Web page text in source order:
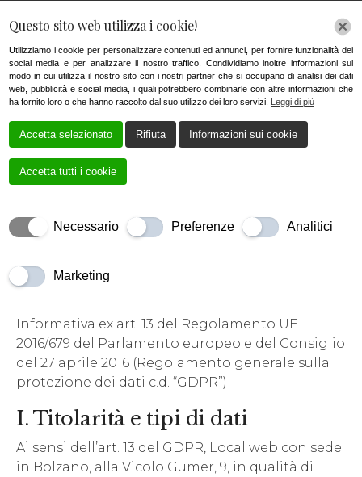
curzio.giuntini@virgilio.it
+39 0583 342077
Informativa ex art. 13 del Regolamento UE
2016/679 del Parlamento europeo e del Consiglio
del 27 aprile 2016 (Regolamento generale sulla
protezione dei dati c.d. “GDPR”)
I. Titolarità e tipi di dati
Ai sensi dell’art. 13 del GDPR, Local web con sede
in Bolzano, alla Vicolo Gumer, 9, in qualità di
Questo sito web utilizza i cookie!
Utilizziamo i cookie per personalizzare contenuti ed annunci, per fornire funzionalità dei
social media e per analizzare il nostro traffico. Condividiamo inoltre informazioni sul
modo in cui utilizza il nostro sito con i nostri partner che si occupano di analisi dei dati
web, pubblicità e social media, i quali potrebbero combinarle con altre informazioni che
ha fornito loro o che hanno raccolto dal suo utilizzo dei loro servizi. Leggi di più
Accetta selezionato Rifiuta Informazioni sui cookie
Accetta tutti i cookie
Necessario Preferenze Analitici
Marketing